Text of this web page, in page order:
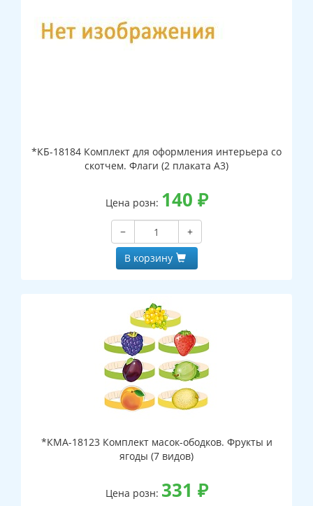
*КБ-18184 Комплект для оформления интерьера со
скотчем. Флаги (2 плаката А3)
Цена розн: 140 ₽
−
+
В корзину
*КМА-18123 Комплект масок-ободков. Фрукты и
ягоды (7 видов)
Цена розн: 331 ₽